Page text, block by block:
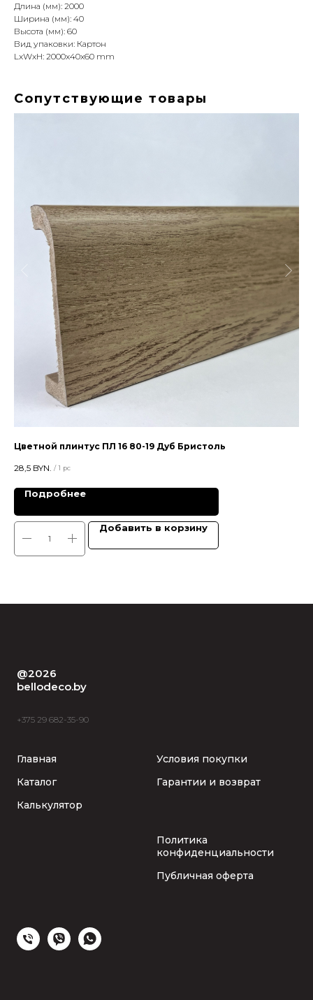
Длина (мм): 2000
Ширина (мм): 40
Высота (мм): 60
Вид упаковки: Картон
LxWxH: 2000x40x60 mm
Сопутствующие товары
Цветной плинтус ПЛ 16 80-19 Дуб Бристоль
28,5 BYN. / 1 pc
Подробнее
Добавить в корзину
@2026
bellodeco.by
+375 29 682-35-90
Главная
Каталог
Калькулятор
Условия покупки
Гарантии и возврат
Политика
конфиденциальности
Публичная оферта